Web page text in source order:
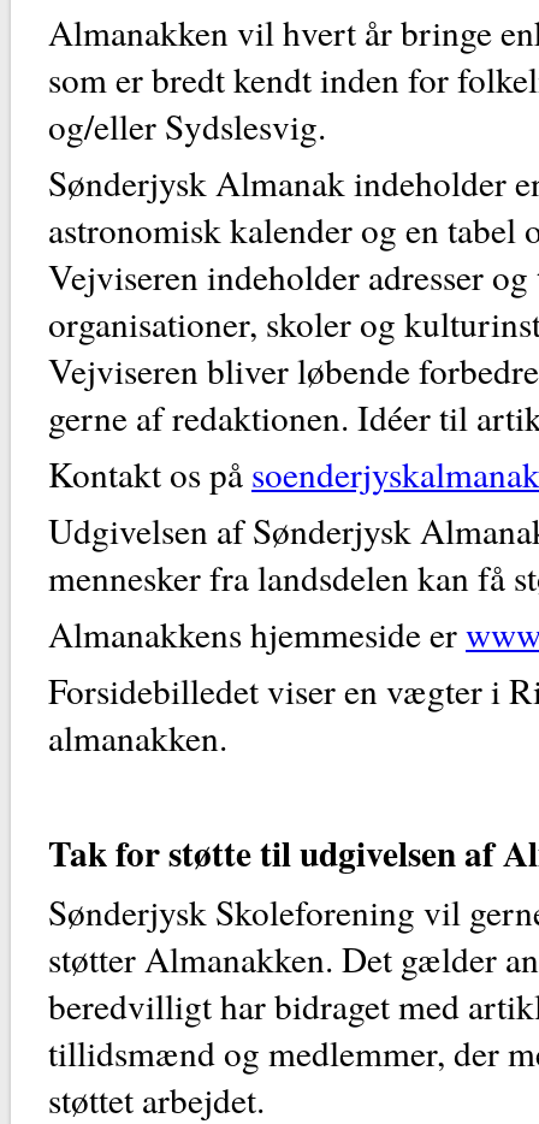
Almanakken vil hvert år bringe
som er bredt kendt inden for
og/eller Sydslesvig.
Sønderjysk Almanak indeholder
astronomisk kalender og en tabel
Vejviseren indeholder adresser
organisationer, skoler og
Vejviseren bliver løbende
gerne af redaktionen. Idéer til
Kontakt os på
Udgivelsen af Sønderjysk
mennesker fra landsdelen kan få
Almanakkens hjemmeside er
Forsidebilledet viser en vægter i
almanakken.
Tak for støtte til udgivelsen af
Sønderjysk Skoleforening vil
støtter Almanakken. Det gælder
beredvilligt har bidraget med
tillidsmænd og medlemmer, der
støttet arbejdet.